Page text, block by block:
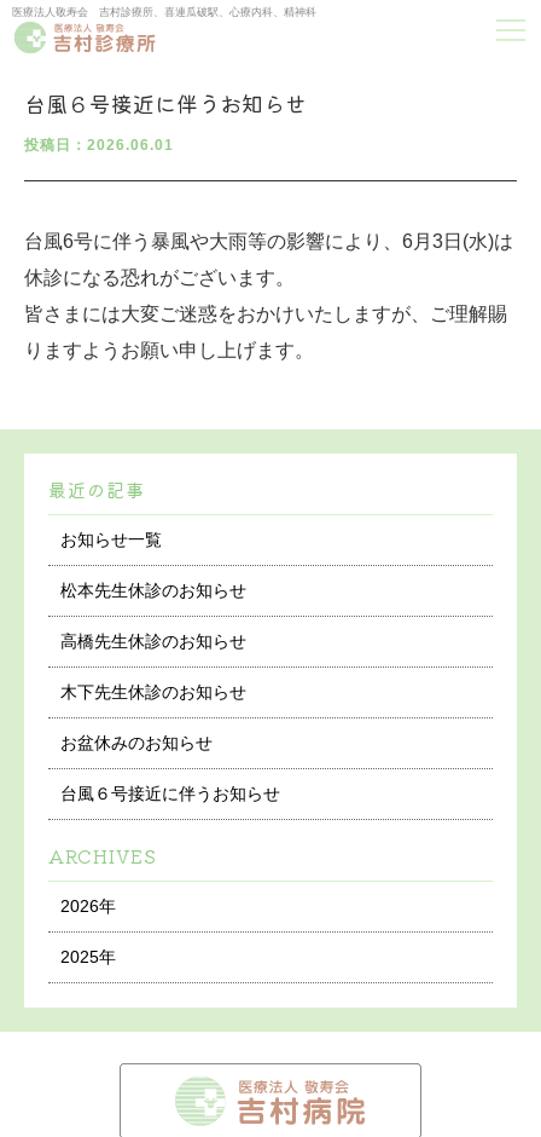
医療法人敬寿会 吉村診療所、喜連瓜破駅、心療内科、精神科
台風６号接近に伴うお知らせ
投稿日：2026.06.01
台風6号に伴う暴風や大雨等の影響により、6月3日(水)は
休診になる恐れがございます。
皆さまには大変ご迷惑をおかけいたしますが、ご理解賜
りますようお願い申し上げます。
最近の記事
お知らせ一覧
松本先生休診のお知らせ
高橋先生休診のお知らせ
木下先生休診のお知らせ
お盆休みのお知らせ
台風６号接近に伴うお知らせ
ARCHIVES
2026年
2025年